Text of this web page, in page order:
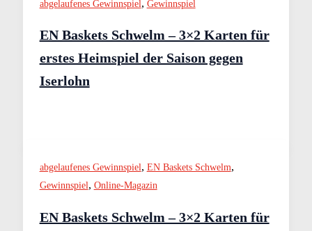
abgelaufenes Gewinnspiel, Gewinnspiel
EN Baskets Schwelm – 3×2 Karten für
erstes Heimspiel der Saison gegen
Iserlohn
abgelaufenes Gewinnspiel, EN Baskets Schwelm,
Gewinnspiel, Online-Magazin
EN Baskets Schwelm – 3×2 Karten für